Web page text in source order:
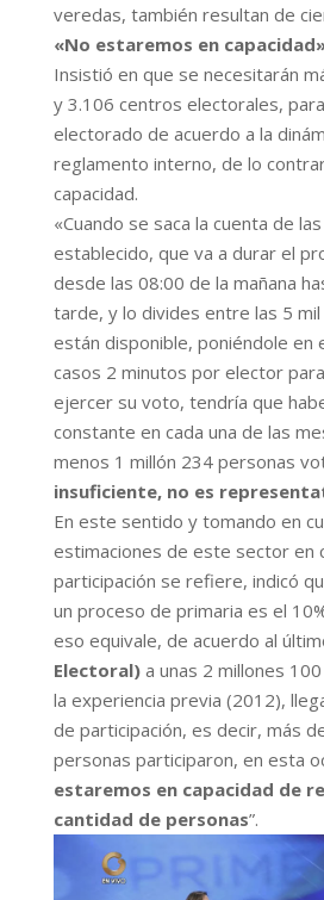
veredas, también resultan de
«No estaremos en
Insistió en que se necesitarán
y 3.106 centros electorales,
electorado de acuerdo a la
reglamento interno, de lo
capacidad.
«Cuando se saca la cuenta de
establecido, que va a durar el
desde las 08:00 de la mañana
tarde, y lo divides entre las 5
están disponible, poniéndole en
casos 2 minutos por elector
ejercer su voto, tendría que
constante en cada una de las
menos 1 millón 234 personas
insuficiente, no es
En este sentido y tomando en
estimaciones de este sector en
participación se refiere, indicó
un proceso de primaria es el
eso equivale, de acuerdo al
Electoral)a unas 2 millones
la experiencia previa (2012),
de participación, es decir, más
personas participaron, en esta
estaremos en capacidad de
cantidad de personas”.